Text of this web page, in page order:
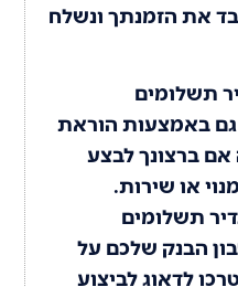
את הזמנתך ונשלח
תשלומים
גם באמצעות הוראת
ברצונך לבצע
או שירות.
תשלומים
הבנק שלכם על
לדאוג לביצוע